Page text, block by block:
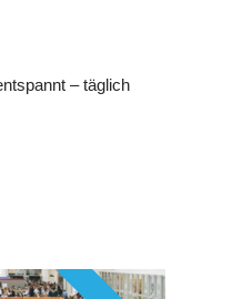
– täglich